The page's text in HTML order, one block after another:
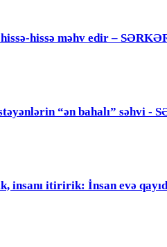
hissə məhv edir –
“ən bahalı” səhvi -
insanı itiririk: İnsan evə